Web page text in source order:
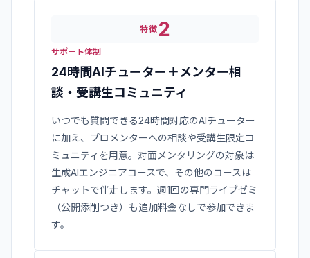
特徴 2
サポート体制
24時間AIチューター＋メンター相
談・受講生コミュニティ
いつでも質問できる24時間対応のAIチューター
に加え、プロメンターへの相談や受講生限定コ
ミュニティを用意。対面メンタリングの対象は
生成AIエンジニアコースで、その他のコースは
チャットで伴走します。週1回の専門ライブゼミ
（公開添削つき）も追加料金なしで参加できま
す。